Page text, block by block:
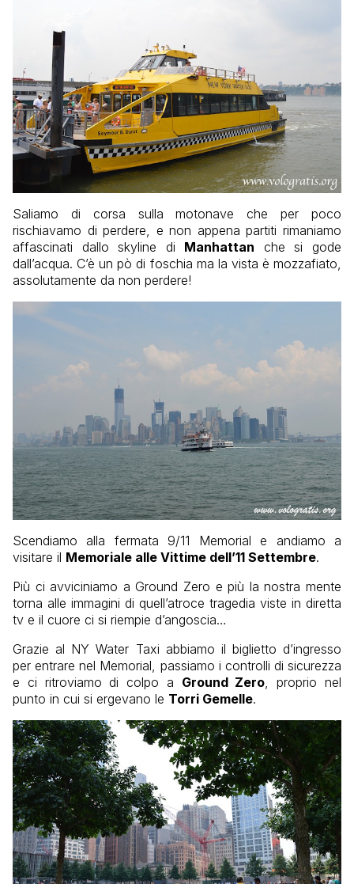
Saliamo di corsa sulla motonave che per poco
rischiavamo di perdere, e non appena partiti rimaniamo
affascinati dallo skyline di Manhattan che si gode
dall’acqua. C’è un pò di foschia ma la vista è mozzafiato,
assolutamente da non perdere!
Scendiamo alla fermata 9/11 Memorial e andiamo a
visitare il Memoriale alle Vittime dell’11 Settembre.
Più ci avviciniamo a Ground Zero e più la nostra mente
torna alle immagini di quell’atroce tragedia viste in diretta
tv e il cuore ci si riempie d’angoscia…
Grazie al NY Water Taxi abbiamo il biglietto d’ingresso
per entrare nel Memorial, passiamo i controlli di sicurezza
e ci ritroviamo di colpo a Ground Zero, proprio nel
punto in cui si ergevano le Torri Gemelle.